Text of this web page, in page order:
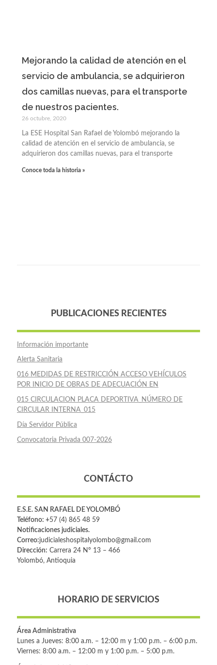
Mejorando la calidad de atención en el
servicio de ambulancia, se adquirieron
dos camillas nuevas, para el transporte
de nuestros pacientes.
26 octubre, 2020
La ESE Hospital San Rafael de Yolombó mejorando la
calidad de atención en el servicio de ambulancia, se
adquirieron dos camillas nuevas, para el transporte
Conoce toda la historia »
PUBLICACIONES RECIENTES
Información importante
Alerta Sanitaria
016 MEDIDAS DE RESTRICCIÓN ACCESO VEHÍCULOS
POR INICIO DE OBRAS DE ADECUACIÓN EN
015 CIRCULACION PLACA DEPORTIVA_NÚMERO DE
CIRCULAR INTERNA_015
Día Servidor Pública
Convocatoria Privada 007-2026
CONTÁCTO
E.S.E. SAN RAFAEL DE YOLOMBÓ
Teléfono: +57 (4) 865 48 59
Notificaciones judiciales.
Correo:judicialeshospitalyolombo@gmail.com
Dirección: Carrera 24 Nº 13 – 466
Yolombó, Antioquia
HORARIO DE SERVICIOS
Área Administrativa
Lunes a Jueves: 8:00 a.m. – 12:00 m y 1:00 p.m. – 6:00 p.m.
Viernes: 8:00 a.m. – 12:00 m y 1:00 p.m. – 5:00 p.m.